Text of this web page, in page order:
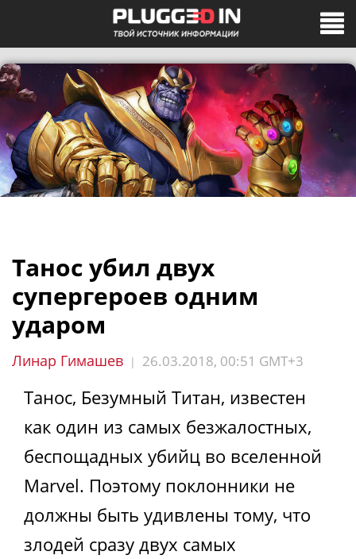
Танос убил двух
супергероев одним
ударом
Линар Гимашев | 26.03.2018, 00:51 GMT+3
Танос, Безумный Титан, известен
как один из самых безжалостных,
беспощадных убийц во вселенной
Marvel. Поэтому поклонники не
должны быть удивлены тому, что
злодей сразу двух самых